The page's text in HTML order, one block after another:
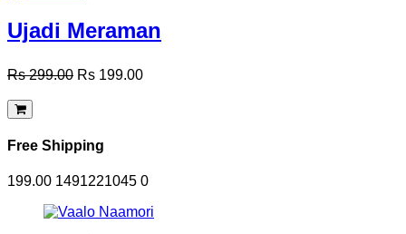
Ujadi Meraman
Rs 299.00 Rs 199.00
Free Shipping
199.00 1491221045 0